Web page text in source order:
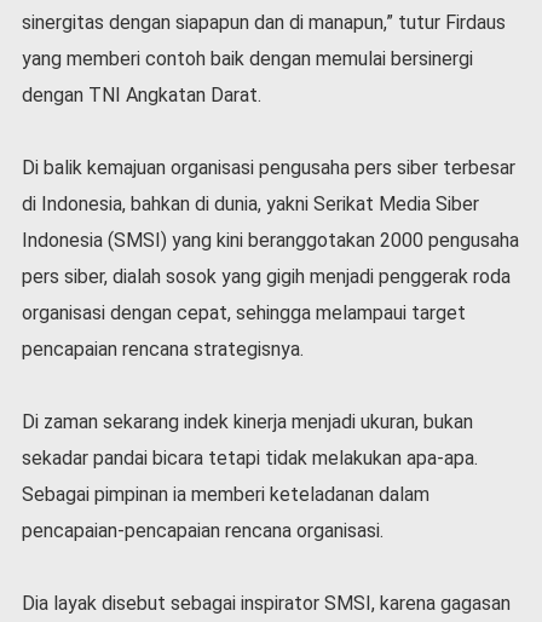
sinergitas dengan siapapun dan di manapun,” tutur Firdaus
yang memberi contoh baik dengan memulai bersinergi
dengan TNI Angkatan Darat.
Di balik kemajuan organisasi pengusaha pers siber terbesar
di Indonesia, bahkan di dunia, yakni Serikat Media Siber
Indonesia (SMSI) yang kini beranggotakan 2000 pengusaha
pers siber, dialah sosok yang gigih menjadi penggerak roda
organisasi dengan cepat, sehingga melampaui target
pencapaian rencana strategisnya.
Di zaman sekarang indek kinerja menjadi ukuran, bukan
sekadar pandai bicara tetapi tidak melakukan apa-apa.
Sebagai pimpinan ia memberi keteladanan dalam
pencapaian-pencapaian rencana organisasi.
Dia layak disebut sebagai inspirator SMSI, karena gagasan